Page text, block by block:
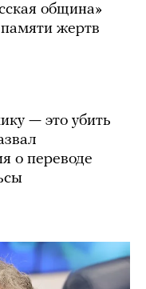
община»
жертв
— это убить
о переводе